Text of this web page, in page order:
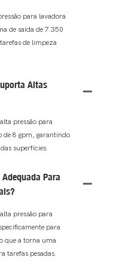
para lavadora
de saída de 7.350
de limpeza
Altas
pressão para
de 8 gpm, garantindo
superfícies.
Para
pressão para
para
que a torna uma
tarefas pesadas.